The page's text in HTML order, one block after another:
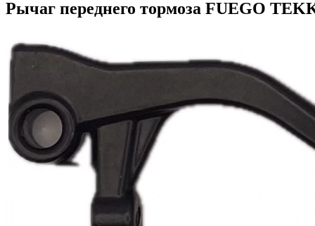
Рычаг переднего тормоза FUEGO